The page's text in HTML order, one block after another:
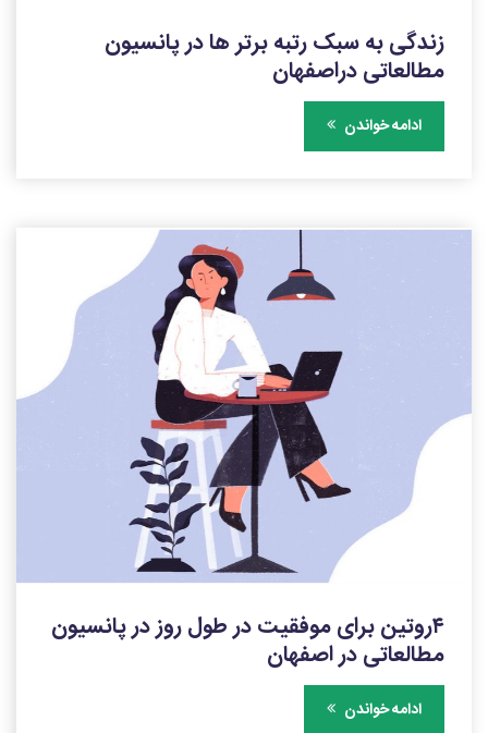
زندگی به سبک رتبه برتر ها در پانسیون
مطالعاتی دراصفهان
ادامه خواندن
۴روتین برای موفقیت در طول روز در پانسیون
مطالعاتی در اصفهان
ادامه خواندن